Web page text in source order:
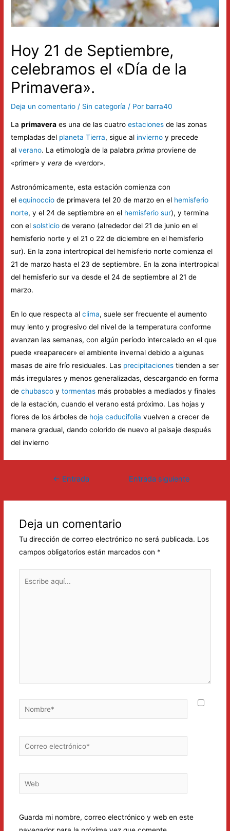
Hoy 21 de Septiembre,
celebramos el «Día de la
Primavera».
Deja un comentario / Sin categoría / Por barra40
Laprimavera es una de las cuatroestaciones de las zonas
templadas del planeta Tierra, sigue al invierno y precede
alverano. La etimología de la palabraprima proviene de
«primer» y vera de «verdor».
Astronómicamente, esta estación comienza con
elequinoccio de primavera (el 20 de marzo en el hemisferio
norte, y el 24 de septiembre en el hemisferio sur), y termina
con elsolsticio de verano (alrededor del 21 de junio en el
hemisferio norte y el 21 o 22 de diciembre en el hemisferio
sur). En la zona intertropical del hemisferio norte comienza el
21 de marzo hasta el 23 de septiembre. En la zona intertropical
del hemisferio sur va desde el 24 de septiembre al 21 de
marzo.
En lo que respecta alclima, suele ser frecuente el aumento
muy lento y progresivo del nivel de la temperatura conforme
avanzan las semanas, con algún período intercalado en el que
puede «reaparecer» el ambiente invernal debido a algunas
masas de aire frío residuales. Las precipitaciones tienden a ser
más irregulares y menos generalizadas, descargando en forma
dechubasco ytormentas más probables a mediados y finales
de la estación, cuando el verano está próximo. Las hojas y
flores de los árboles de hoja caducifolia vuelven a crecer de
manera gradual, dando colorido de nuevo al paisaje después
del invierno
Navegación
entradas
← Entrada
Entrada siguiente
Deja un comentario
Tu dirección de correo electrónico no será publicada. Los
campos obligatorios están marcados con *
Nombre*
Correo
electrónico*
Web
Guarda mi nombre, correo electrónico y web en este